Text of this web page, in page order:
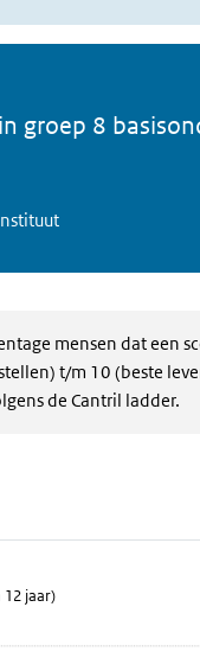
groep 8
mensen dat een
t/m 10 (beste
de Cantril ladder.
over en ga naar
t/m 12 jaar)
jaar)